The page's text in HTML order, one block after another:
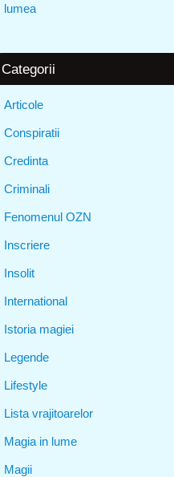
lumea
Categorii
Articole
Conspiratii
Credinta
Criminali
Fenomenul OZN
Inscriere
Insolit
International
Istoria magiei
Legende
Lifestyle
Lista vrajitoarelor
Magia in lume
Magii